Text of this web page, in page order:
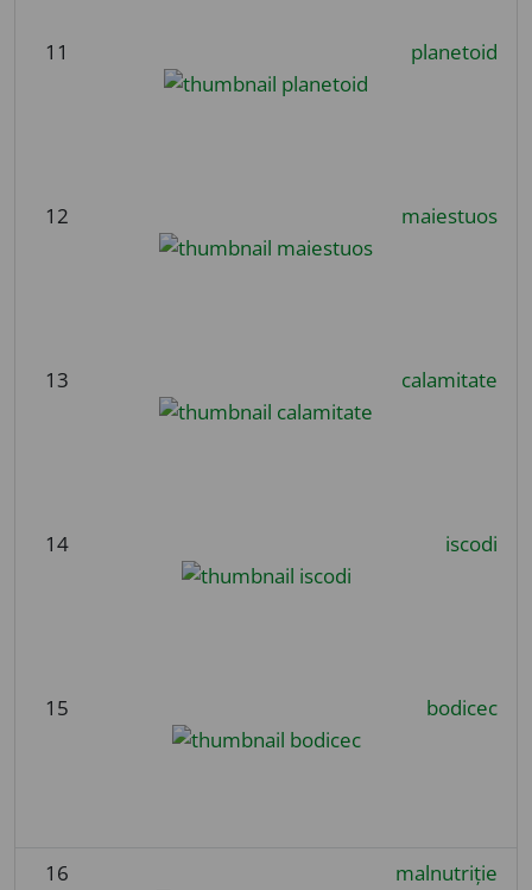
11 planetoid
12 maiestuos
13 calamitate
14 iscodi
15 bodicec
16 malnutriție